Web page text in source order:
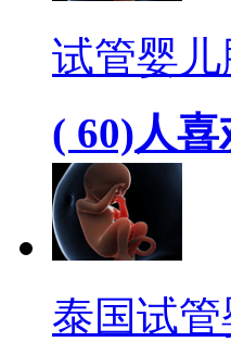
试管婴
( 60)人喜
泰国试